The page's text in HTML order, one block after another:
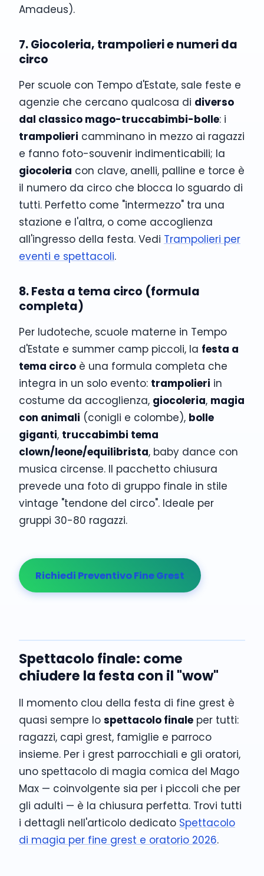
Amadeus).
7. Giocoleria, trampolieri e numeri da
circo
Per scuole con Tempo d'Estate, sale feste e
agenzie che cercano qualcosa di diverso
dal classico mago-truccabimbi-bolle: i
trampolieri camminano in mezzo ai ragazzi
e fanno foto-souvenir indimenticabili; la
giocoleria con clave, anelli, palline e torce è
il numero da circo che blocca lo sguardo di
tutti. Perfetto come "intermezzo" tra una
stazione e l'altra, o come accoglienza
all'ingresso della festa. Vedi Trampolieri per
eventi e spettacoli.
8. Festa a tema circo (formula
completa)
Per ludoteche, scuole materne in Tempo
d'Estate e summer camp piccoli, la festa a
tema circo è una formula completa che
integra in un solo evento: trampolieri in
costume da accoglienza, giocoleria, magia
con animali (conigli e colombe), bolle
giganti, truccabimbi tema
clown/leone/equilibrista, baby dance con
musica circense. Il pacchetto chiusura
prevede una foto di gruppo finale in stile
vintage "tendone del circo". Ideale per
gruppi 30-80 ragazzi.
Richiedi Preventivo Fine Grest
Spettacolo finale: come
chiudere la festa con il "wow"
Il momento clou della festa di fine grest è
quasi sempre lo spettacolo finale per tutti:
ragazzi, capi grest, famiglie e parroco
insieme. Per i grest parrocchiali e gli oratori,
uno spettacolo di magia comica del Mago
Max — coinvolgente sia per i piccoli che per
gli adulti — è la chiusura perfetta. Trovi tutti
i dettagli nell'articolo dedicato Spettacolo
di magia per fine grest e oratorio 2026.